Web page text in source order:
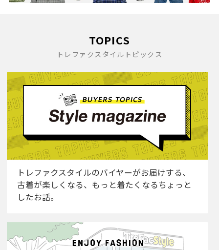
TOPICS
トレファクスタイルトピックス
トレファクスタイルのバイヤーがお届けする、
古着が楽しくなる、もっと着たくなるちょっと
したお話。